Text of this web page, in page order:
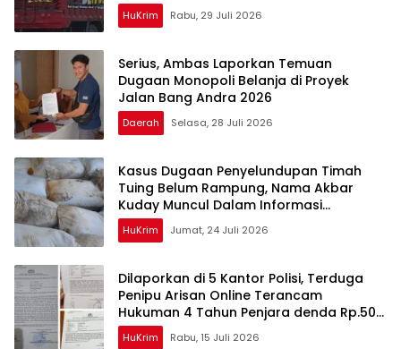
HuKrim Rabu, 29 Juli 2026
Serius, Ambas Laporkan ‎Temuan
Dugaan Monopoli Belanja di Proyek
Jalan Bang Andra 2026
Daerah Selasa, 28 Juli 2026
Kasus Dugaan Penyelundupan Timah
Tuing Belum Rampung, Nama Akbar
Kuday Muncul Dalam Informasi
Penyidikan
HuKrim Jumat, 24 Juli 2026
Dilaporkan di 5 Kantor Polisi, Terduga
Penipu Arisan Online Terancam
Hukuman 4 Tahun Penjara denda Rp.500
Juta
HuKrim Rabu, 15 Juli 2026